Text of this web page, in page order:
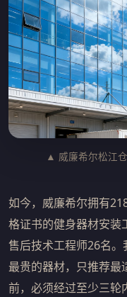
▲ 威廉希尔松江
如今，威廉希尔拥有
格证书的健身器材安装
售后技术工程师26名
最贵的器材，只推荐最
前，必须经过至少三